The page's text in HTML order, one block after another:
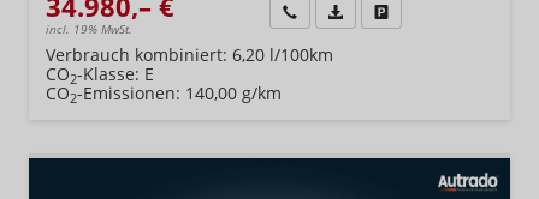
incl. 19% MwSt.
Wir rufen Sie anFahrzeugexposé (PDF)
Verbrauch kombiniert: 6,20 l/100km
CO2-Klasse: E
CO2-Emissionen: 140,00 g/km